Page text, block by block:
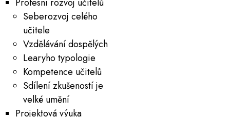
Seberozvoj celého
učitele
Vzdělávání dospělých
Learyho typologie
Kompetence učitelů
Sdílení zkušeností je
velké umění
Projektová výuka